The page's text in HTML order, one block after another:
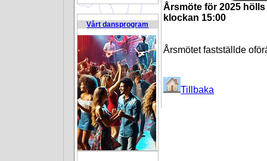
Vårt dansprogram
Årsmöte för 2025
klockan 15:00
Årsmötet fastställde
Tillbaka